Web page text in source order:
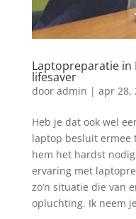
Laptopreparatie in
lifesaver
door admin | apr 28,
Heb je dat ook wel
laptop besluit ermee
hem het hardst
ervaring met
zo’n situatie die van
opluchting. Ik neem